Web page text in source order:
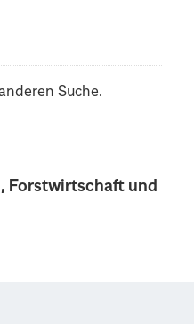
Forstwirtschaft und
Suche.